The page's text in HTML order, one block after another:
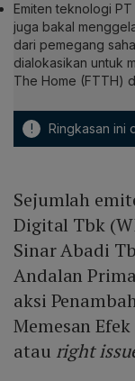
Emiten teknologi
juga bakal
dari pemegang
dialokasikan untuk
The Home (FTTH)
! Ringkasan ini
Sejumlah
Digital Tbk
Sinar Abadi
Andalan
aksi
Memesan
atau right